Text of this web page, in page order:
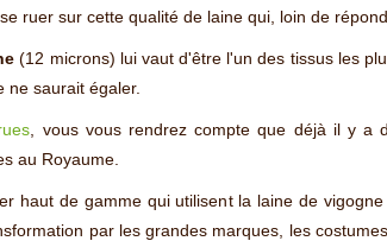
ruer sur cette qualité de laine qui, loin de
(12 microns) lui vaut d'être l'un des tissus les
ne saurait égaler.
, vous vous rendrez compte que déjà il y a
au Royaume.
haut de gamme qui utilisent la laine de
par les grandes marques, les